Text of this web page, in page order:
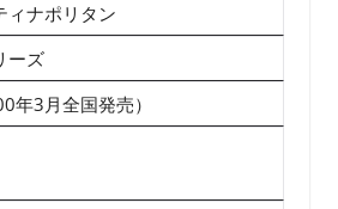
ィナポリタン
ーズ
年3月全国発売）